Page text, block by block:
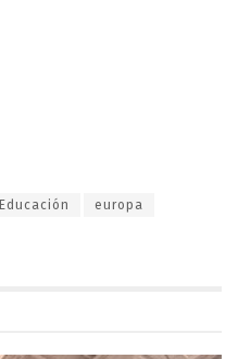
Educación europa